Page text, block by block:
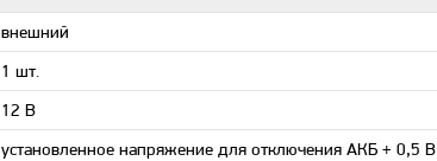
внешний
1 шт.
12 В
установленное напряжение для отключения АКБ + 0,5 В